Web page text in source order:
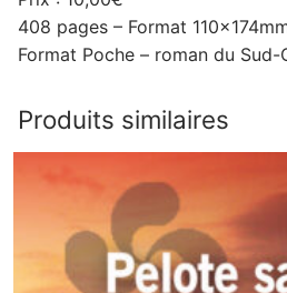
408 pages – Format
Format Poche – roman du Sud-
Produits similaires